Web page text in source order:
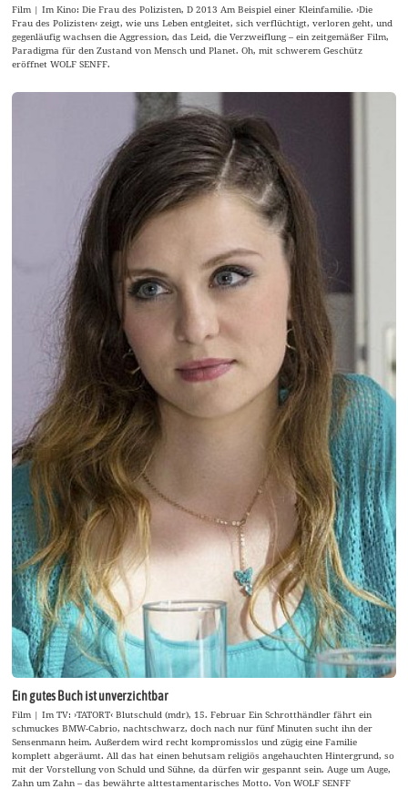
Film | Im Kino: Die Frau des Polizisten, D 2013 Am Beispiel einer Kleinfamilie. ›Die
Frau des Polizisten‹ zeigt, wie uns Leben entgleitet, sich verflüchtigt, verloren geht, und
gegenläufig wachsen die Aggression, das Leid, die Verzweiflung – ein zeitgemäßer Film,
Paradigma für den Zustand von Mensch und Planet. Oh, mit schwerem Geschütz
eröffnet WOLF SENFF.
Ein gutes Buch ist unverzichtbar
Film | Im TV: ›TATORT‹ Blutschuld (mdr), 15. Februar Ein Schrotthändler fährt ein
schmuckes BMW-Cabrio, nachtschwarz, doch nach nur fünf Minuten sucht ihn der
Sensenmann heim. Außerdem wird recht kompromisslos und zügig eine Familie
komplett abgeräumt. All das hat einen behutsam religiös angehauchten Hintergrund, so
mit der Vorstellung von Schuld und Sühne, da dürfen wir gespannt sein. Auge um Auge,
Zahn um Zahn – das bewährte alttestamentarisches Motto. Von WOLF SENFF